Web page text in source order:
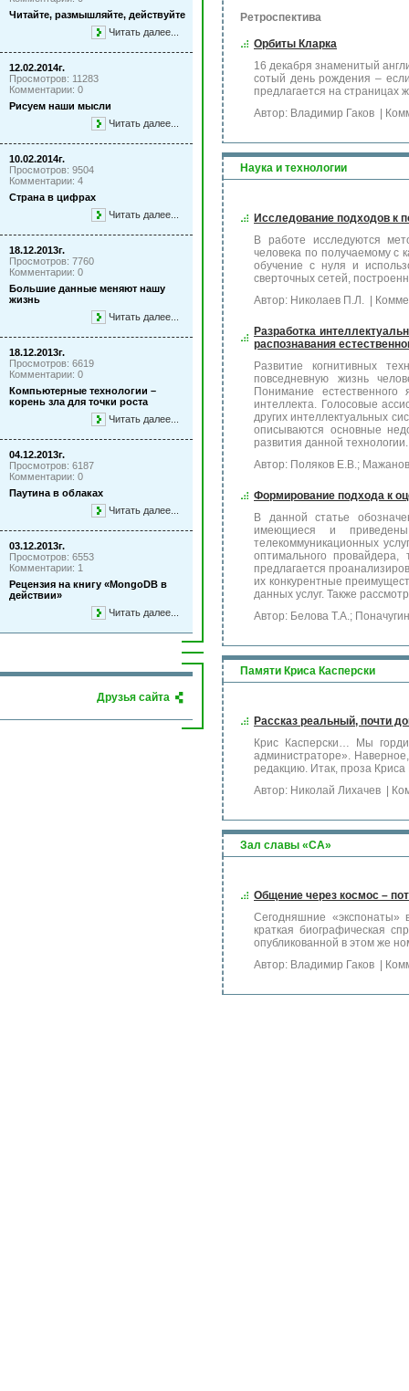
Читайте, размышляйте, действуйте
Читать далее...
12.02.2014г.
Просмотров: 11283
Комментарии: 0
Рисуем наши мысли
Читать далее...
10.02.2014г.
Просмотров: 9504
Комментарии: 4
Страна в цифрах
Читать далее...
18.12.2013г.
Просмотров: 7760
Комментарии: 0
Большие данные меняют нашу
жизнь
Читать далее...
18.12.2013г.
Просмотров: 6619
Комментарии: 0
Компьютерные технологии –
корень зла для точки роста
Читать далее...
04.12.2013г.
Просмотров: 6187
Комментарии: 0
Паутина в облаках
Читать далее...
03.12.2013г.
Просмотров: 6553
Комментарии: 1
Рецензия на книгу «MongoDB в
действии»
Читать далее...
Друзья сайта
Ретроспектива
Орбиты Кларка
16 декабря знаменитый
сотый день рождения –
предлагается на страницах
Автор: Владимир Гаков
|
Наука и технологии
Исследование подходов к
В работе исследуются
человека по получаемому с
обучение с нуля и
сверточных сетей,
Автор: Николаев П.Л.
|
Разработка
распознавания
Развитие когнитивных
повседневную жизнь
Понимание
интеллекта. Голосовые
других интеллектуальных
описываются основные
развития данной
Автор: Поляков Е.В.;
Формирование подхода к
В данной статье
имеющиеся и
телекоммуникационных
оптимального провайдера,
предлагается
их конкурентные
данных услуг. Также
Автор: Белова Т.А.;
Памяти Криса Касперски
Рассказ реальный, почти
Крис Касперски… Мы
администраторе».
редакцию. Итак, проза Криса
Автор: Николай Лихачев
|
Зал славы «СА»
Общение через космос –
Сегодняшние «экспонаты»
краткая биографическая
опубликованной в этом же
Автор: Владимир Гаков
|